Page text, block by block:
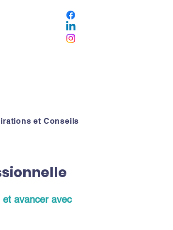
et Conseils
avancer avec